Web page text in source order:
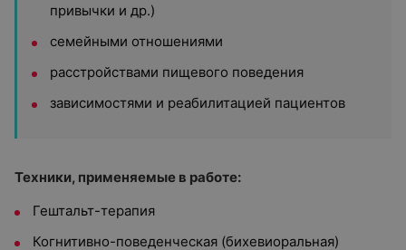
привычки и др.)
семейными отношениями
расстройствами пищевого поведения
зависимостями и реабилитацией пациентов
Техники, применяемые в работе:
Гештальт-терапия
Когнитивно-поведенческая (бихевиоральная)